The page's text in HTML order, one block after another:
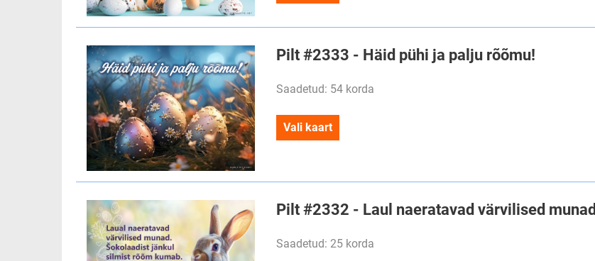
Pilt #2333 - Häid pühi ja palju rõõmu!
Saadetud: 54 korda
Vali kaart
Pilt #2332 - Laul naeratavad värvilised munad
Saadetud: 25 korda